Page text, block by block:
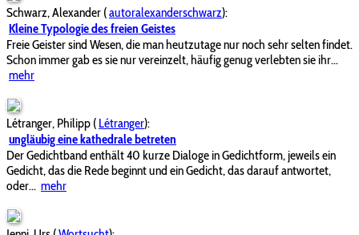
Schwarz, Alexander (autoralexanderschwarz):
Kleine Typologie des freien Geistes
Freie Geister sind Wesen, die man heutzutage nur noch sehr selten findet.
Schon immer gab es sie nur vereinzelt, häufig genug verlebten sie ihr...
mehr
Létranger, Philipp ( Létranger):
ungläubig eine kathedrale betreten
Der Gedichtband enthält 40 kurze Dialoge in Gedichtform, jeweils ein
Gedicht, das die Rede beginnt und ein Gedicht, das darauf antwortet,
oder... mehr